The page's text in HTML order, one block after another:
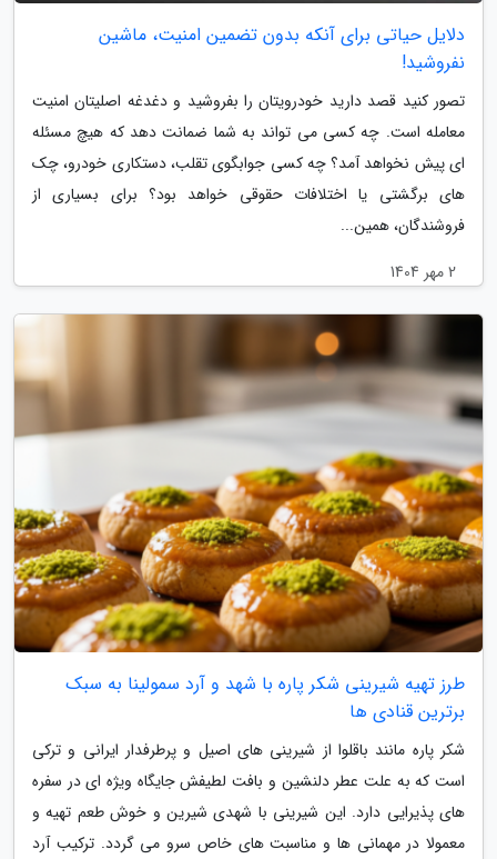
دلایل حیاتی برای آنکه بدون تضمین امنیت، ماشین
نفروشید!
تصور کنید قصد دارید خودرویتان را بفروشید و دغدغه اصلیتان امنیت
معامله است. چه کسی می تواند به شما ضمانت دهد که هیچ مسئله
ای پیش نخواهد آمد؟ چه کسی جوابگوی تقلب، دستکاری خودرو، چک
های برگشتی یا اختلافات حقوقی خواهد بود؟ برای بسیاری از
فروشندگان، همین...
2 مهر 1404
طرز تهیه شیرینی شکر پاره با شهد و آرد سمولینا به سبک
برترین قنادی ها
شکر پاره مانند باقلوا از شیرینی های اصیل و پرطرفدار ایرانی و ترکی
است که به علت عطر دلنشین و بافت لطیفش جایگاه ویژه ای در سفره
های پذیرایی دارد. این شیرینی با شهدی شیرین و خوش طعم تهیه و
معمولا در مهمانی ها و مناسبت های خاص سرو می گردد. ترکیب آرد